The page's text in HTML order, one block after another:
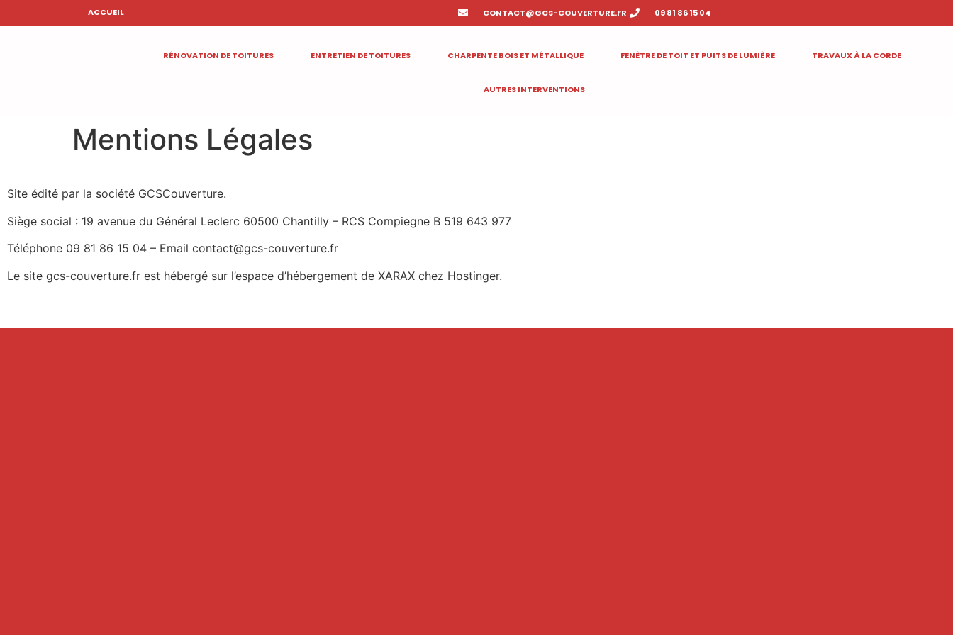
ACCUEIL CONTACT@GCS-COUVERTURE.FR 09 81 86 15 04
RÉNOVATION DE TOITURES ENTRETIEN DE TOITURES CHARPENTE BOIS ET MÉTALLIQUE FENÊTRE DE TOIT ET PUITS DE LUMIÈRE TRAVAUX À LA CORDE
AUTRES INTERVENTIONS
Mentions Légales
Site édité par la société GCSCouverture.
Siège social : 19 avenue du Général Leclerc 60500 Chantilly – RCS Compiegne B 519 643 977
Téléphone 09 81 86 15 04 – Email contact@gcs-couverture.fr
Le site gcs-couverture.fr est hébergé sur l’espace d’hébergement de XARAX chez Hostinger.